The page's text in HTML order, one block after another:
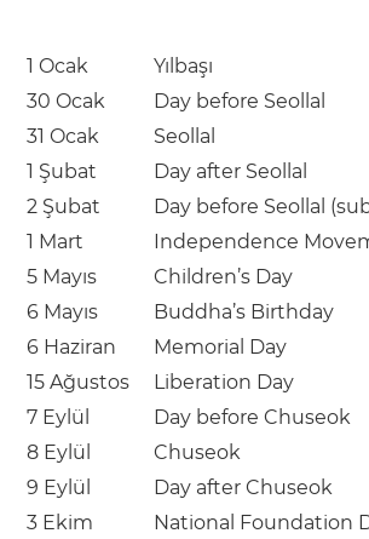
1 Ocak
Yılbaşı
30 Ocak
Day before Seollal
31 Ocak
Seollal
1 Şubat
Day after Seollal
2 Şubat
Day before Seollal
1 Mart
Independence
5 Mayıs
Children’s Day
6 Mayıs
Buddha’s Birthday
6 Haziran
Memorial Day
15 Ağustos
Liberation Day
7 Eylül
Day before Chuseok
8 Eylül
Chuseok
9 Eylül
Day after Chuseok
3 Ekim
National Foundation